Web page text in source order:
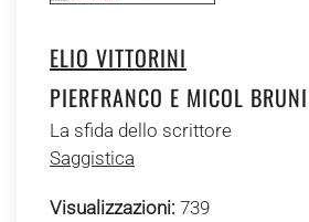
ELIO VITTORINI
PIERFRANCO E MICOL BRUNI
La sfida dello scrittore
Saggistica
Visualizzazioni: 739